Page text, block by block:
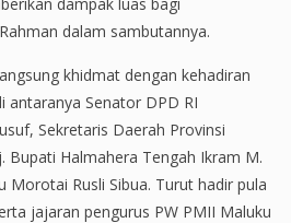
dalam sambutannya.
khidmat dengan kehadiran
Senator DPD RI
Sekretaris Daerah Provinsi
Bupati Halmahera Tengah Ikram M.
Morotai Rusli Sibua. Turut hadir pula
jajaran pengurus PW PMII Maluku